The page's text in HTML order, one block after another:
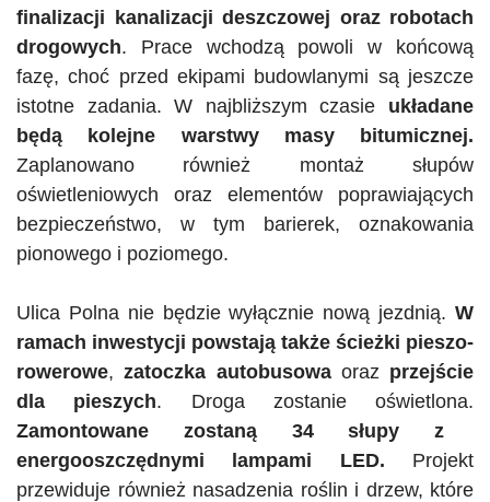
finalizacji kanalizacji deszczowej oraz robotach
drogowych. Prace wchodzą powoli w końcową
fazę, choć przed ekipami budowlanymi są jeszcze
istotne zadania. W najbliższym czasie układane
będą kolejne warstwy masy bitumicznej.
Zaplanowano również montaż słupów
oświetleniowych oraz elementów poprawiających
bezpieczeństwo, w tym barierek, oznakowania
pionowego i poziomego.
Ulica Polna nie będzie wyłącznie nową jezdnią. W
ramach inwestycji powstają także ścieżki pieszo-
rowerowe,zatoczka autobusowa oraz przejście
dla pieszych. Droga zostanie oświetlona.
Zamontowane zostaną 34 słupy z
energooszczędnymi lampami LED. Projekt
przewiduje również nasadzenia roślin i drzew, które